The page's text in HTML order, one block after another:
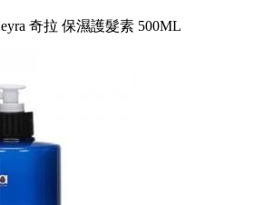
奇拉 保濕護髮素 500ML